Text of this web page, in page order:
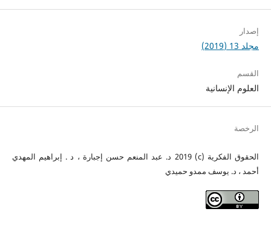
إصدار
مجلد 13 (2019)
القسم
العلوم الإنسانية
الرخصة
الحقوق الفكرية (c) 2019 د. عبد المنعم حسن إجبارة ، د . إبراهيم المهدي
أحمد ، د. يوسف ممدو حميدي